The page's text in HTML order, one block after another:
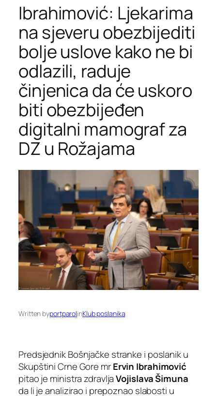
Ibrahimović: Ljekarima
na sjeveru obezbijediti
bolje uslove kako ne bi
odlazili, raduje
činjenica da će uskoro
biti obezbijeđen
digitalni mamograf za
DZ u Rožajama
Written byportparolinKlub poslanika
Predsjednik Bošnjačke stranke i poslanik u
Skupštini Crne Gore mrErvin Ibrahimović
pitao je ministra zdravljaVojislava Šimuna
da li je analizirao i prepoznao slabosti u